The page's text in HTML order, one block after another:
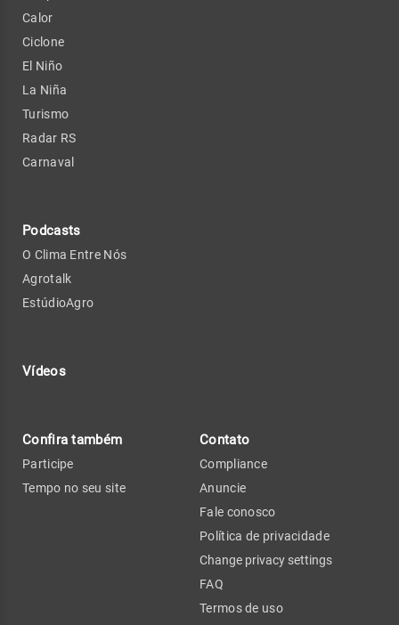
Calor
Ciclone
El Niño
La Niña
Turismo
Radar RS
Carnaval
Podcasts
O Clima Entre Nós
Agrotalk
EstúdioAgro
Vídeos
Confira também
Participe
Tempo no seu site
Contato
Compliance
Anuncie
Fale conosco
Política de privacidade
Change privacy settings
FAQ
Termos de uso